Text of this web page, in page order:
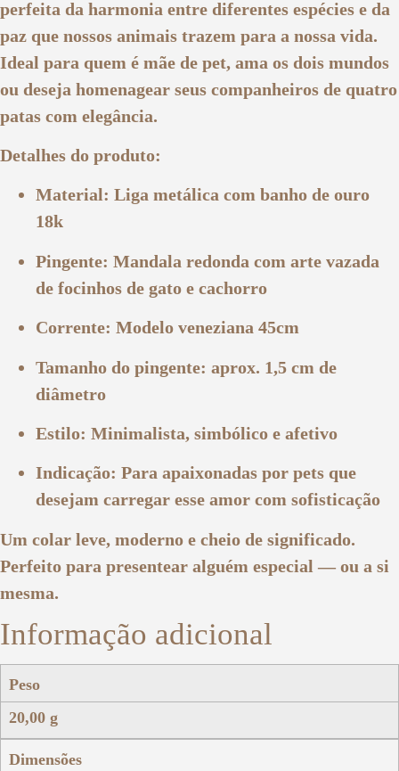
perfeita da harmonia entre diferentes espécies e da
paz que nossos animais trazem para a nossa vida.
Ideal para quem é mãe de pet, ama os dois mundos
ou deseja homenagear seus companheiros de quatro
patas com elegância.
Detalhes do produto:
Material: Liga metálica com banho de ouro
18k
Pingente: Mandala redonda com arte vazada
de focinhos de gato e cachorro
Corrente: Modelo veneziana 45cm
Tamanho do pingente: aprox. 1,5 cm de
diâmetro
Estilo: Minimalista, simbólico e afetivo
Indicação: Para apaixonadas por pets que
desejam carregar esse amor com sofisticação
Um colar leve, moderno e cheio de significado.
Perfeito para presentear alguém especial — ou a si
mesma.
Informação adicional
Peso
20,00 g
Dimensões